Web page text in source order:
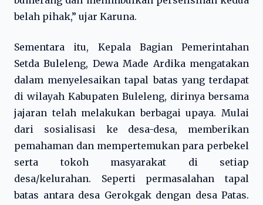
belah pihak,” ujar Karuna.
Sementara itu, Kepala Bagian Pemerintahan
Setda Buleleng, Dewa Made Ardika mengatakan
dalam menyelesaikan tapal batas yang terdapat
di wilayah Kabupaten Buleleng, dirinya bersama
jajaran telah melakukan berbagai upaya. Mulai
dari sosialisasi ke desa-desa, memberikan
pemahaman dan mempertemukan para perbekel
serta tokoh masyarakat di setiap
desa/kelurahan. Seperti permasalahan tapal
batas antara desa Gerokgak dengan desa Patas.